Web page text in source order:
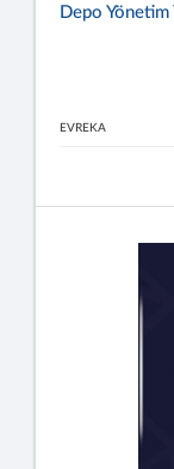
Depo Yönetim
EVREKA